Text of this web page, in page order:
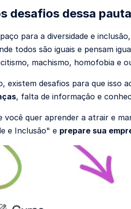
desafios dessa
para a diversidade e
todos são iguais e pensam
machismo, homofobia e
existem desafios para que isso
, falta de informação e
você quer aprender a atrair e
e Inclusão" e prepare sua